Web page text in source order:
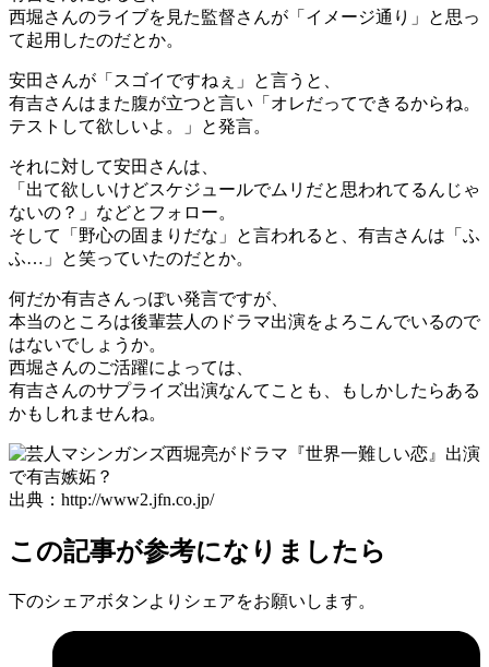
西堀さんのライブを見た監督さんが「イメージ通り」と思っ
て起用したのだとか。
安田さんが「スゴイですねぇ」と言うと、
有吉さんはまた腹が立つと言い「オレだってできるからね。
テストして欲しいよ。」と発言。
それに対して安田さんは、
「出て欲しいけどスケジュールでムリだと思われてるんじゃ
ないの？」などとフォロー。
そして「野心の固まりだな」と言われると、有吉さんは「ふ
ふ…」と笑っていたのだとか。
何だか有吉さんっぽい発言ですが、
本当のところは後輩芸人のドラマ出演をよろこんでいるので
はないでしょうか。
西堀さんのご活躍によっては、
有吉さんのサプライズ出演なんてことも、もしかしたらある
かもしれませんね。
出典：http://www2.jfn.co.jp/
この記事が参考になりましたら
下のシェアボタンよりシェアをお願いします。